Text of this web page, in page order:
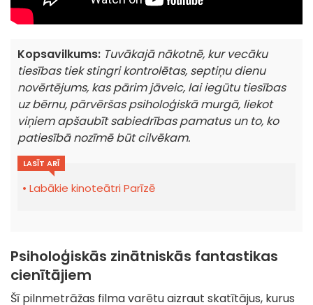
Kopsavilkums: Tuvākajā nākotnē, kur vecāku
tiesības tiek stingri kontrolētas, septiņu dienu
novērtējums, kas pārim jāveic, lai iegūtu tiesības
uz bērnu, pārvēršas psiholoģiskā murgā, liekot
viņiem apšaubīt sabiedrības pamatus un to, ko
patiesībā nozīmē būt cilvēkam.
LASĪT ARĪ
Labākie kinoteātri Parīzē
Psiholoģiskās zinātniskās fantastikas
cienītājiem
Šī pilnmetrāžas filma varētu aizraut skatītājus, kurus